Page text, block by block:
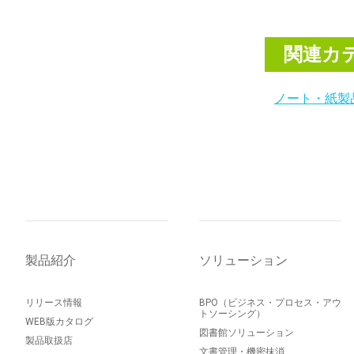
関連カ
ノート・紙製
製品紹介
リリース情報
WEB版カタログ
製品取扱店
ソリューション
BPO（ビジネス・プロセス・アウ
トソーシング）
図書館ソリューション
文書管理・機密抹消